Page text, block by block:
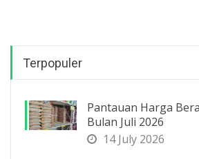
Terpopuler
Pantauan Harga
Bulan Juli 2026
14 July 2026